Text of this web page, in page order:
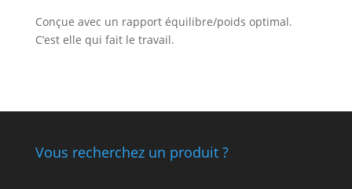
Conçue avec un rapport équilibre/poids optimal.
C’est elle qui fait le travail.
Vous recherchez un produit ?